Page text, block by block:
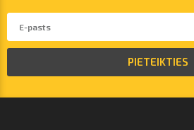
PIETEIKTIES